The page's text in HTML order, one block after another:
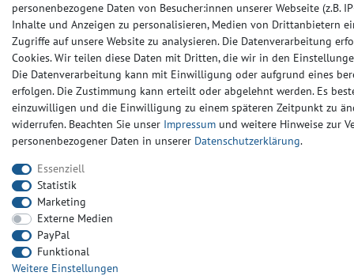
personenbezogene Daten von Besucher:innen unserer Webseite (z.B.
Inhalte und Anzeigen zu personalisieren, Medien von Drittanbietern
Zugriffe auf unsere Website zu analysieren. Die Datenverarbeitung
Cookies. Wir teilen diese Daten mit Dritten, die wir in den
Die Datenverarbeitung kann mit Einwilligung oder aufgrund eines
erfolgen. Die Zustimmung kann erteilt oder abgelehnt werden. Es
einzuwilligen und die Einwilligung zu einem späteren Zeitpunkt zu
widerrufen. Beachten Sie unser Impressum und weitere Hinweise zur
personenbezogener Daten in unserer Daten­schutz­erklärung.
Essenziell
Statistik
Marketing
Externe Medien
PayPal
Funktional
Weitere Einstellungen